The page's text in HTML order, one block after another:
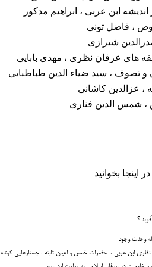
اندیشه ابن عربی ، ابراهیم مدکور
، فاضل تونی
شیرازی
های عرفان نظری ، مهدی بابایی
و تصوف ، سید ضیاء الدین طباطبایی
، عزالدین کاشانی
، شمس الدین فناری
اینجا بخوانید
؟
وحدت وجود
ابن عربی ، حضرات خمس و اعیان ثابته ، جستارهایی کوتاه